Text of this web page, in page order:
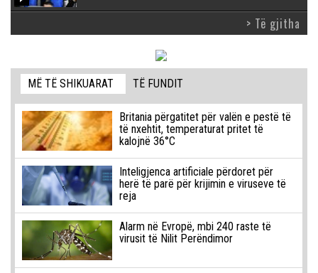
> Të gjitha
MË TË SHIKUARAT TË FUNDIT
Britania përgatitet për valën e pestë të
të nxehtit, temperaturat pritet të
kalojnë 36°C
Inteligjenca artificiale përdoret për
herë të parë për krijimin e viruseve të
reja
Alarm në Evropë, mbi 240 raste të
virusit të Nilit Perëndimor